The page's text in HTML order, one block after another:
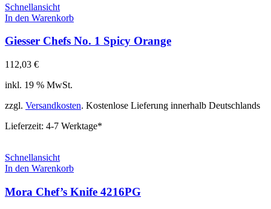
Schnellansicht
In den Warenkorb
Giesser Chefs No. 1 Spicy Orange
112,03 €
inkl. 19 % MwSt.
zzgl. Versandkosten. Kostenlose Lieferung innerhalb Deutschlands
Lieferzeit: 4-7 Werktage*
Schnellansicht
In den Warenkorb
Mora Chef’s Knife 4216PG